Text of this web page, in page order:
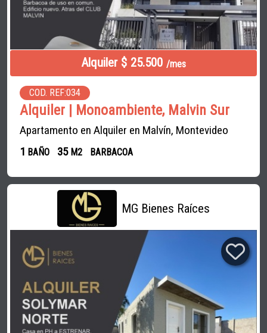
Alquiler $ 25.500 /mes
COD. REF:034
Alquiler | Monoambiente, Malvin Sur
Apartamento en Alquiler en Malvín, Montevideo
1 BAÑO 35 M2 BARBACOA
MG Bienes Raíces